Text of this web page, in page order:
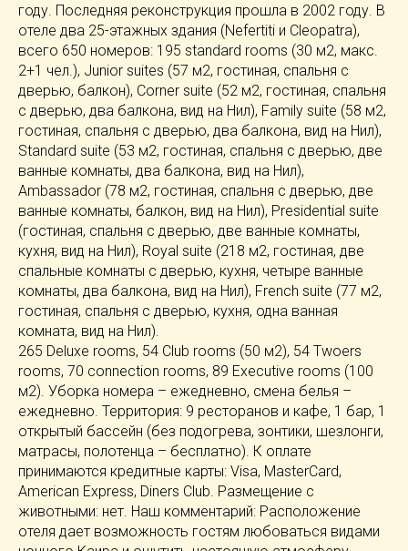
году. Последняя реконструкция прошла в 2002 году. В
отеле два 25-этажных здания (Nefertiti и Cleopatra),
всего 650 номеров: 195 standard rooms (30 м2, макс.
2+1 чел.), Junior suites (57 м2, гостиная, спальня с
дверью, балкон), Corner suite (52 м2, гостиная, спальня
с дверью, два балкона, вид на Нил), Family suite (58 м2,
гостиная, спальня с дверью, два балкона, вид на Нил),
Standard suite (53 м2, гостиная, спальня с дверью, две
ванные комнаты, два балкона, вид на Нил),
Ambassador (78 м2, гостиная, спальня с дверью, две
ванные комнаты, балкон, вид на Нил), Presidential suite
(гостиная, спальня с дверью, две ванные комнаты,
кухня, вид на Нил), Royal suite (218 м2, гостиная, две
спальные комнаты с дверью, кухня, четыре ванные
комнаты, два балкона, вид на Нил), French suite (77 м2,
гостиная, спальня с дверью, кухня, одна ванная
комната, вид на Нил).
265 Deluxe rooms, 54 Club rooms (50 м2), 54 Twoers
rooms, 70 connection rooms, 89 Executive rooms (100
м2). Уборка номера – ежедневно, смена белья –
ежедневно. Территория: 9 ресторанов и кафе, 1 бар, 1
открытый бассейн (без подогрева, зонтики, шезлонги,
матрасы, полотенца – бесплатно). К оплате
принимаются кредитные карты: Visa, MasterCard,
American Express, Diners Club. Размещение с
животными: нет. Наш комментарий: Расположение
отеля дает возможность гостям любоваться видами